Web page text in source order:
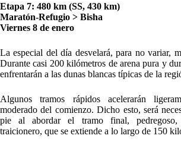
Etapa 7: 480 km (SS, 430 km)
Maratón-Refugio > Bisha
Viernes 8 de enero
La especial del día desvelará, para no variar,
Durante casi 200 kilómetros de arena pura y
enfrentarán a las dunas blancas típicas de la
Algunos tramos rápidos acelerarán
moderado del comienzo. Dicho esto, será
pie al abordar el tramo final,
traicionero, que se extiende a lo largo de 150